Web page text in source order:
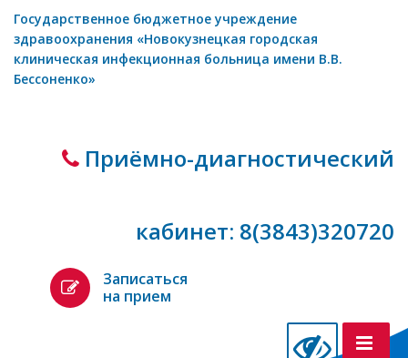
Государственное бюджетное учреждение
здравоохранения «Новокузнецкая городская
клиническая инфекционная больница имени В.В.
Бессоненко»
Приёмно-диагностический
кабинет: 8(3843)320720
Записаться
на прием